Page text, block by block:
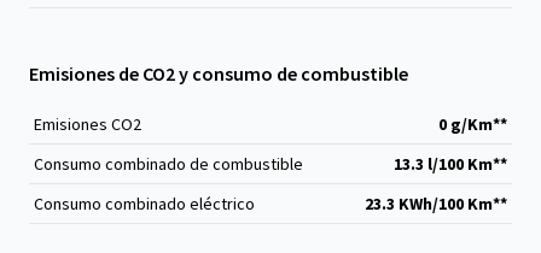
Emisiones de CO2 y consumo de combustible
Emisiones CO2
0 g/Km**
Consumo combinado de combustible
13.3 l/100 Km**
Consumo combinado eléctrico
23.3 KWh/100 Km**